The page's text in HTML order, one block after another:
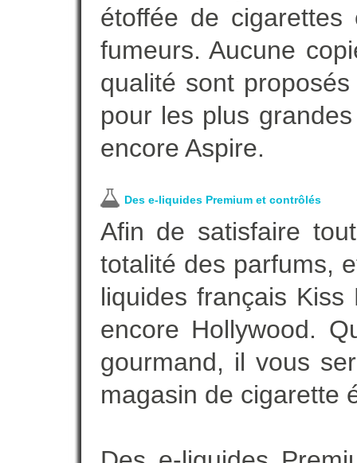
étoffée de
fumeurs. Aucune
qualité sont
pour les plus
encore Aspire.
Des e-liquides Premium et contrôlés
Afin de satisfaire
totalité des parfums,
liquides français
encore Hollywood.
gourmand, il vous
magasin de cigarette